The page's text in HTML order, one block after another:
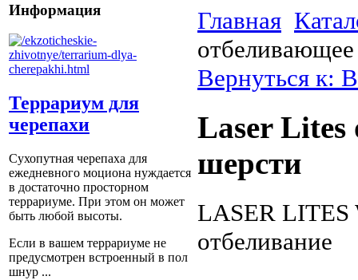
Информация
Террариум для
черепахи
Сухопутная черепаха для
ежедневного моциона нуждается
в достаточно просторном
террариуме. При этом он может
быть любой высоты.
Если в вашем террариуме не
предусмотрен встроенный в пол
шнур ...
Главная
Вернуться к:
Laser Lites
шерсти
LASER LITES
отбеливание